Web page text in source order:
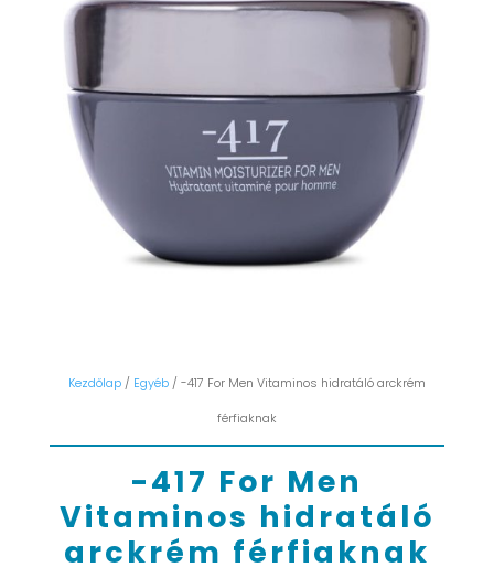
Kezdőlap/ Egyéb/ -417 For Men Vitaminos hidratáló arckrém
férfiaknak
-417 For Men
Vitaminos hidratáló
arckrém férfiaknak